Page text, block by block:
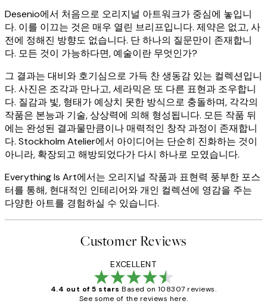
Desenio에서 처음으로 오리지널 아트워크가 중심에 놓입니
다. 이를 이끄는 것은 매우 열린 브리프입니다. 제약은 없고, 사
전에 정해진 방향도 없습니다. 단 하나의 질문만이 존재합니
다. 모든 것이 가능하다면, 예술이란 무엇인가?
그 결과는 대비와 호기심으로 가득 찬 생동감 있는 컬렉션입니
다. 사진은 조각과 만나고, 세라믹은 또 다른 표현과 조우합니
다. 질감과 빛, 형태가 예상치 못한 방식으로 충돌하며, 각각의
작품은 본능과 기술, 상상력에 의해 형성됩니다. 모든 작품 뒤
에는 완성된 결과물만큼이나 매력적인 창작 과정이 존재합니
다. Stockholm Atelier에서 아이디어는 단순히 진화하는 것이
아니라, 확장되고 해방되었다가 다시 하나로 모였습니다.
Everything Is Art에서는 오리지널 작품과 표현력 풍부한 포스
터를 통해, 현대적인 인테리어와 개인 컬렉션에 영감을 주는
다양한 아트를 경험하실 수 있습니다.
Customer Reviews
EXCELLENT
4.4 out of 5 stars Based on 108307 reviews.
See some of the reviews here.